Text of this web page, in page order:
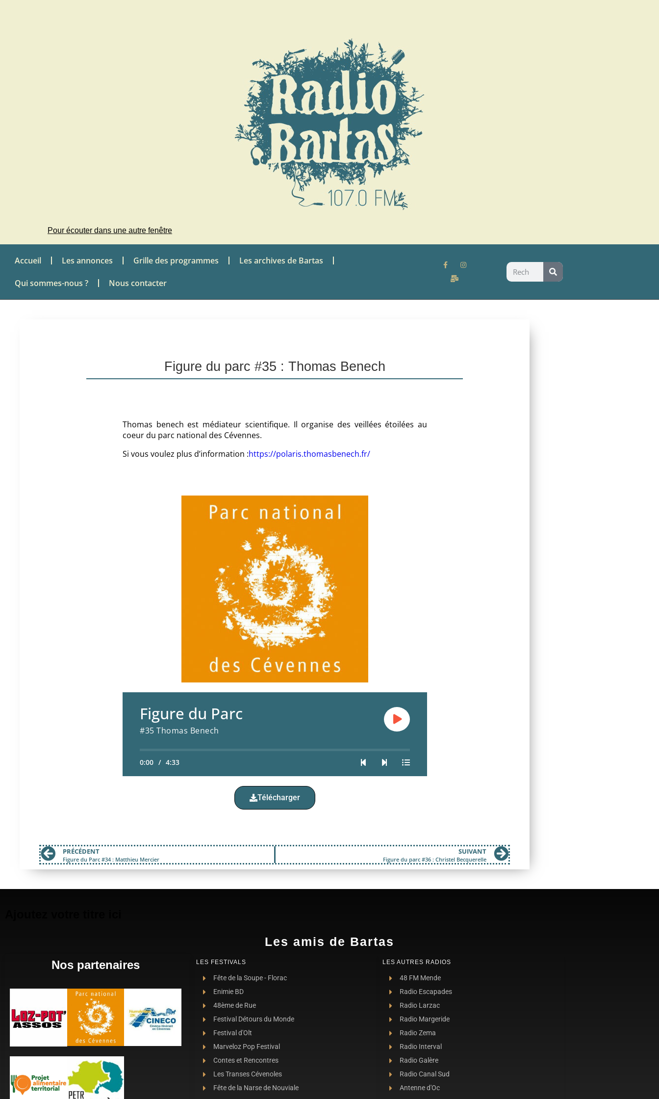
Pour écouter dans une autre fenêtre
Accueil Les annonces Grille des programmes Les archives de Bartas
Qui sommes-nous ? Nous contacter
Figure du parc #35 : Thomas Benech
Thomas benech est médiateur scientifique. Il organise des veillées étoilées au
coeur du parc national des Cévennes.
Si vous voulez plus d’information :https://polaris.thomasbenech.fr/
Figure du Parc
#35 Thomas Benech
0:00 / 4:33
Télécharger
PRÉCÉDENT
Figure du Parc #34 : Matthieu Mercier
SUIVANT
Figure du parc #36 : Christel Becquerelle
Les amis de Bartas
Nos partenaires LES FESTIVALS
Fête de la Soupe - Florac
Enimie BD
48ème de Rue
Festival Détours du Monde
Festival d'Olt
Marveloz Pop Festival
Contes et Rencontres
Les Transes Cévenoles
Fête de la Narse de Nouviale
LES AUTRES RADIOS
48 FM Mende
Radio Escapades
Radio Larzac
Radio Margeride
Radio Zema
Radio Interval
Radio Galère
Radio Canal Sud
Antenne d'Oc